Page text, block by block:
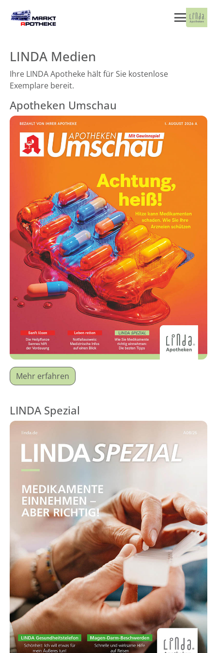
LINDA Medien
Ihre LINDA Apotheke hält für Sie kostenlose
Exemplare bereit.
Apotheken Umschau
Mehr erfahren
LINDA Spezial